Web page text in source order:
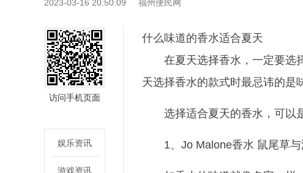
2023-03-16 20:50:09 福州便民网
访问手机页面
娱乐资讯
游戏资讯
什么味道的香水适合夏天
在夏天选择香水，一定要选
天选择香水的款式时最忌讳的是
选择适合夏天的香水，可以
1、Jo Malone香水 鼠尾草